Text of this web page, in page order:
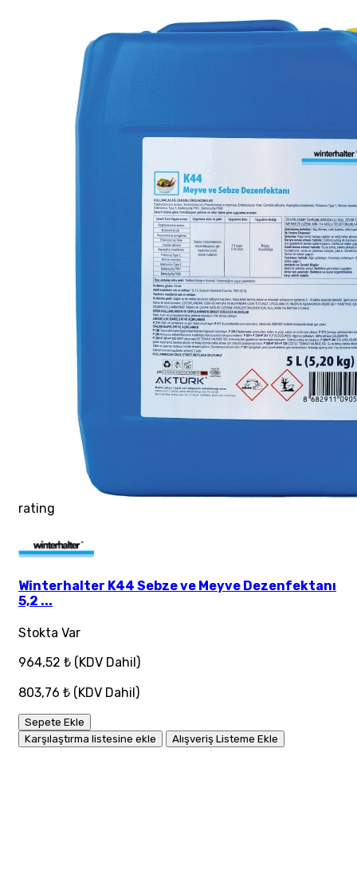
rating
Winterhalter K44 Sebze ve Meyve Dezenfektanı
5,2 ...
Stokta Var
964,52 ₺ (KDV Dahil)
803,76 ₺ (KDV Dahil)
Sepete Ekle
Karşılaştırma listesine ekle
Alışveriş Listeme Ekle